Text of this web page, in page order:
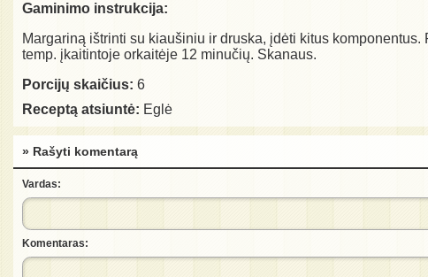
Gaminimo instrukcija:
Margariną ištrinti su kiaušiniu ir druska, įdėti kitus
temp. įkaitintoje orkaitėje 12 minučių. Skanaus.
Porcijų skaičius: 6
Receptą atsiuntė: Eglė
» Rašyti komentarą
Vardas:
Komentaras: